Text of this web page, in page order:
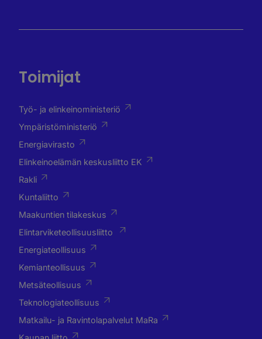
Toimijat
Työ- ja elinkeinoministeriö
Ympäristöministeriö
Energiavirasto
Elinkeinoelämän keskusliitto EK
Rakli
Kuntaliitto
Maakuntien tilakeskus
Elintarviketeollisuusliitto
Energiateollisuus
Kemianteollisuus
Metsäteollisuus
Teknologiateollisuus
Matkailu- ja Ravintolapalvelut MaRa